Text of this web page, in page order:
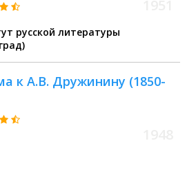
русской литературы
к А.В. Дружинину (1850-